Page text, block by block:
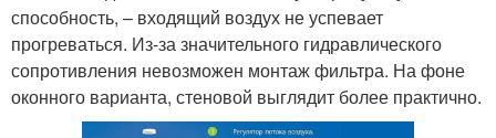
способность, – входящий воздух не успевает
прогреваться. Из-за значительного гидравлического
сопротивления невозможен монтаж фильтра. На фоне
оконного варианта, стеновой выглядит более практично.